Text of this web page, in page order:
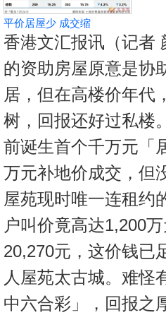
地
产
客
地
产
新
闻
数
据
公
布
置
业
平价居屋少 成交缩
香港文汇报讯（记者
的资助房屋原意是协
居，但在高楼价年代
树，回报还好过私楼
前诞生首个千万元「
万元补地价成交，但
屋苑现时唯一连租约
户叫价竟高达1,200
20,270元，这价钱已
人屋苑太古城。难怪
中六合彩」，回报之